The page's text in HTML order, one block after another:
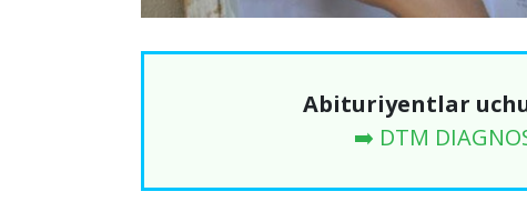
Abituriyentlar
➡️ DTM